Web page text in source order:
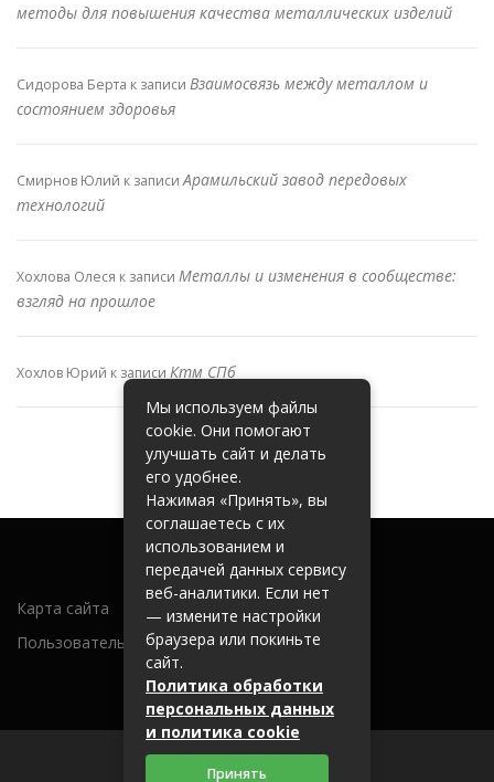
методы для повышения качества металлических изделий
Сидорова Берта к записи Взаимосвязь между металлом и
состоянием здоровья
Смирнов Юлий к записиАрамильский завод передовых
технологий
Хохлова Олеся к записи Металлы и изменения в сообществе:
взгляд на прошлое
Хохлов Юрий к записи Ктм СПб
Карта сайта
Пользовательское соглашение
Мы используем файлы
cookie. Они помогают
улучшать сайт и делать
его удобнее.
Нажимая «Принять», вы
соглашаетесь с их
использованием и
передачей данных сервису
веб-аналитики. Если нет
— измените настройки
браузера или покиньте
сайт.
Политика обработки
персональных данных
и политика cookie
Принять